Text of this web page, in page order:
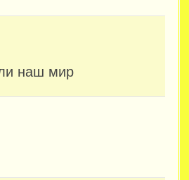
наш мир